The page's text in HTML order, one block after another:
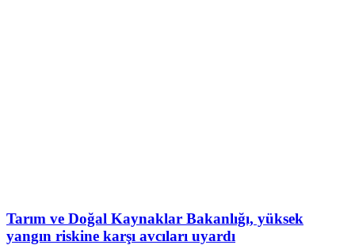
Tarım ve Doğal Kaynaklar Bakanlığı, yüksek
yangın riskine karşı avcıları uyardı